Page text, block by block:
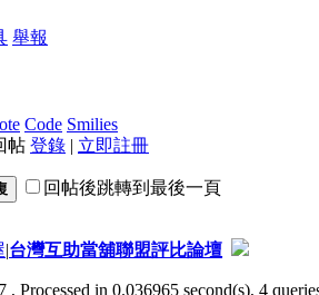
舉報
Code Smilies
帖 登錄 | 立即註冊
回帖後跳轉到最後一頁
|台灣互助當舖聯盟評比論壇
, Processed in 0.036965 second(s), 4